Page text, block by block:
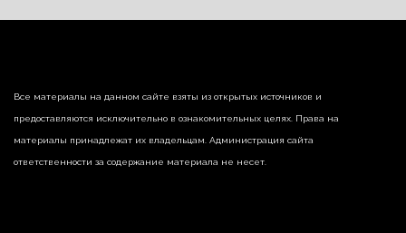
Все материалы на данном сайте взяты из открытых источников и
предоставляются исключительно в ознакомительных целях. Права на
материалы принадлежат их владельцам. Администрация сайта
ответственности за содержание материала не несет.